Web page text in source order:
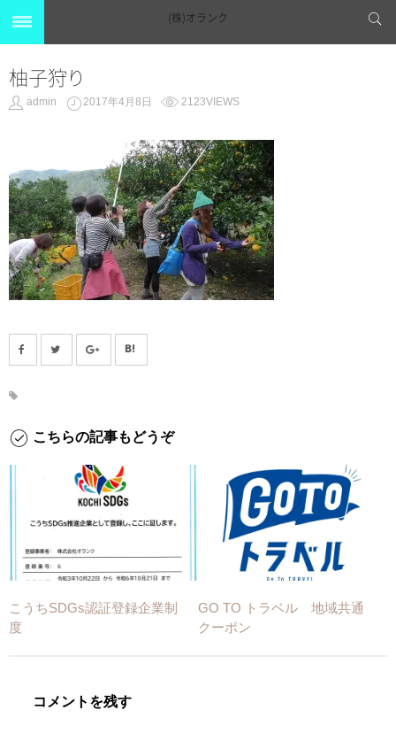
(株)オランク
柚子狩り
admin 2017年4月8日 2123VIEWS
こちらの記事もどうぞ
こうちSDGs認証登録企業制
度
GO TO トラベル 地域共通
クーポン
コメントを残す